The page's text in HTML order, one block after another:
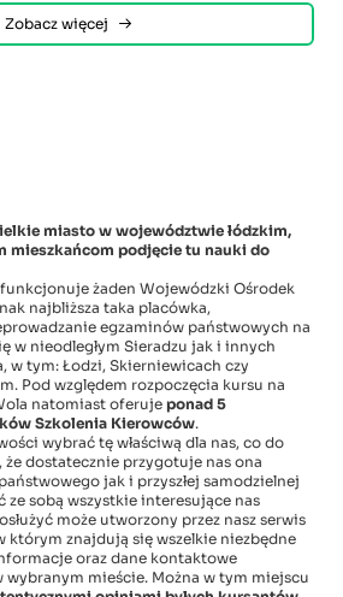
Zobacz więcej
miasto w województwie łódzkim,
mieszkańcom podjęcie tu nauki do
żaden Wojewódzki Ośrodek
najbliższa taka placówka,
egzaminów państwowych na
w nieodległym Sieradzu jak i innych
w tym: Łodzi, Skierniewicach czy
Pod względem rozpoczęcia kursu na
natomiast oferuje ponad 5
Szkolenia Kierowców.
wybrać tę właściwą dla nas, co do
dostatecznie przygotuje nas ona
jak i przyszłej samodzielnej
sobą wszystkie interesujące nas
może utworzony przez nasz serwis
którym znajdują się wszelkie niezbędne
oraz dane kontaktowe
wybranym mieście. Można w tym miejscu